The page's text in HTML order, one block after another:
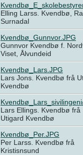
Elling Larss. Kvendbø,
Surnadal
Kvendbø_Gunnvor.JPG
Gunnvor Kvendbø f.
Viset, Ålvundeid
Kvendbø_Lars.JPG
Lars Jons. Kvendbø frå
Kvendbø
Lars Ellings. Kvendbø frå
Utigard Kvendbø
Kvendbø_Per.JPG
Per Larss. Kvendbø frå
Kristisnsund